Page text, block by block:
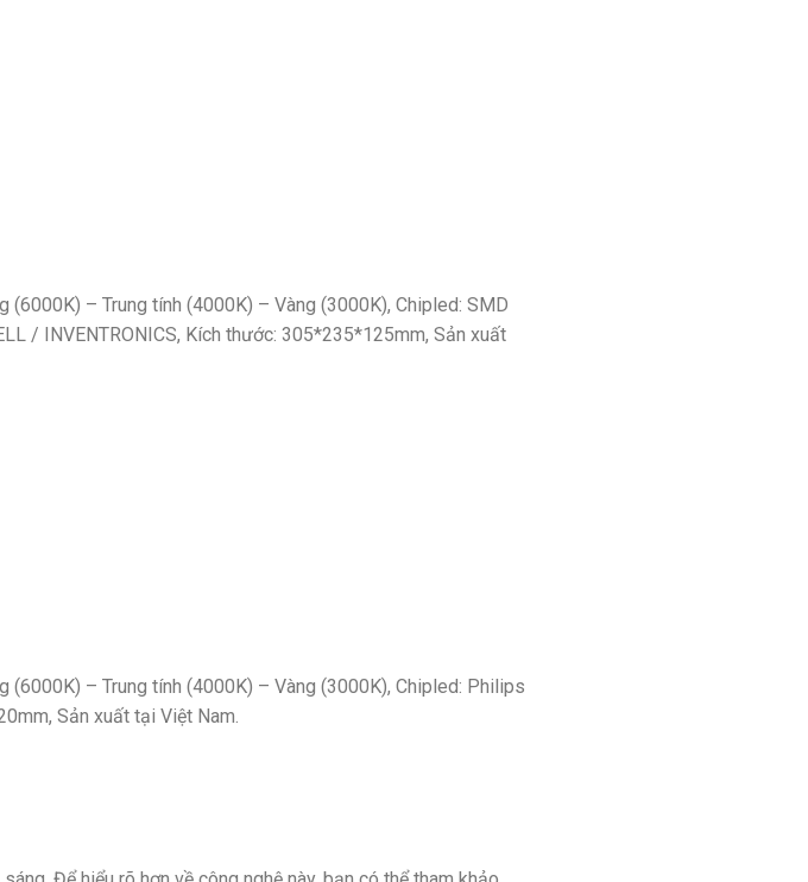
(6000K) – Trung tính (4000K) – Vàng (3000K), Chipled: SMD
/ INVENTRONICS, Kích thước: 305*235*125mm, Sản xuất
(6000K) – Trung tính (4000K) – Vàng (3000K), Chipled: Philips
Sản xuất tại Việt Nam.